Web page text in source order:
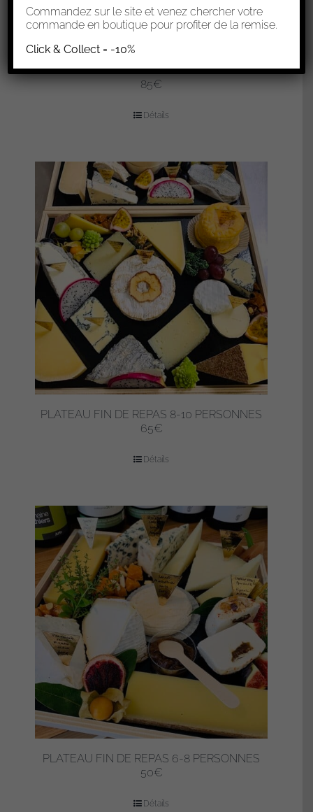
PLATEAU FIN DE REPAS 10-12 PERSONNES
85€
Détails
PLATEAU FIN DE REPAS 8-10 PERSONNES
65€
Détails
PLATEAU FIN DE REPAS 6-8 PERSONNES
50€
Détails
Commandez sur le site et venez chercher votre
commande en boutique pour profiter de la remise.
Click & Collect = -10%